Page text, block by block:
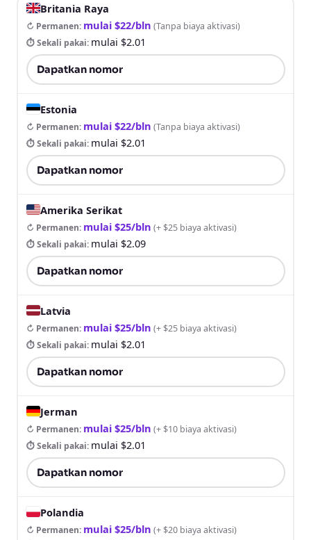
Britania Raya
↻ Permanen: mulai $22/bln (Tanpa biaya aktivasi)
⏱ Sekali pakai: mulai $2.01
Dapatkan nomor
Estonia
↻ Permanen: mulai $22/bln (Tanpa biaya aktivasi)
⏱ Sekali pakai: mulai $2.01
Dapatkan nomor
Amerika Serikat
↻ Permanen: mulai $25/bln (+ $25 biaya aktivasi)
⏱ Sekali pakai: mulai $2.09
Dapatkan nomor
Latvia
↻ Permanen: mulai $25/bln (+ $25 biaya aktivasi)
⏱ Sekali pakai: mulai $2.01
Dapatkan nomor
Jerman
↻ Permanen: mulai $25/bln (+ $10 biaya aktivasi)
⏱ Sekali pakai: mulai $2.01
Dapatkan nomor
Polandia
↻ Permanen: mulai $25/bln (+ $20 biaya aktivasi)